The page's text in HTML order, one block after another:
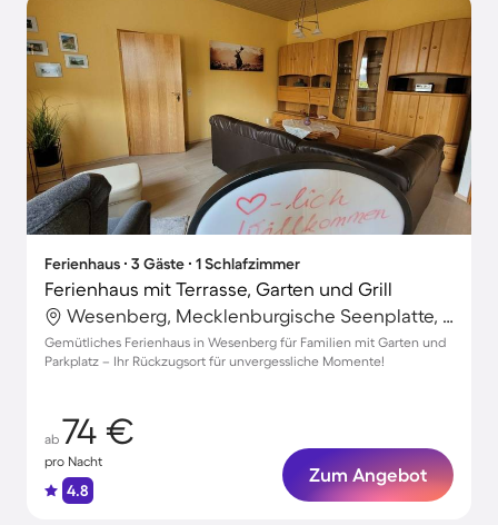
Ferienhaus ∙ 3 Gäste ∙ 1 Schlafzimmer
Ferienhaus mit Terrasse, Garten und Grill
Wesenberg, Mecklenburgische Seenplatte, Deutschland
Gemütliches Ferienhaus in Wesenberg für Familien mit Garten und
Parkplatz – Ihr Rückzugsort für unvergessliche Momente!
ab 74 €
pro Nacht
4.8
Zum Angebot